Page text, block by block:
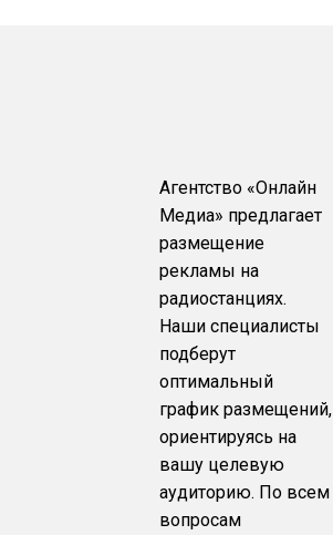
Агентство «Онлайн
Медиа» предлагает
размещение
рекламы на
радиостанциях.
Наши специалисты
подберут
оптимальный
график размещений,
ориентируясь на
вашу целевую
аудиторию. По всем
вопросам